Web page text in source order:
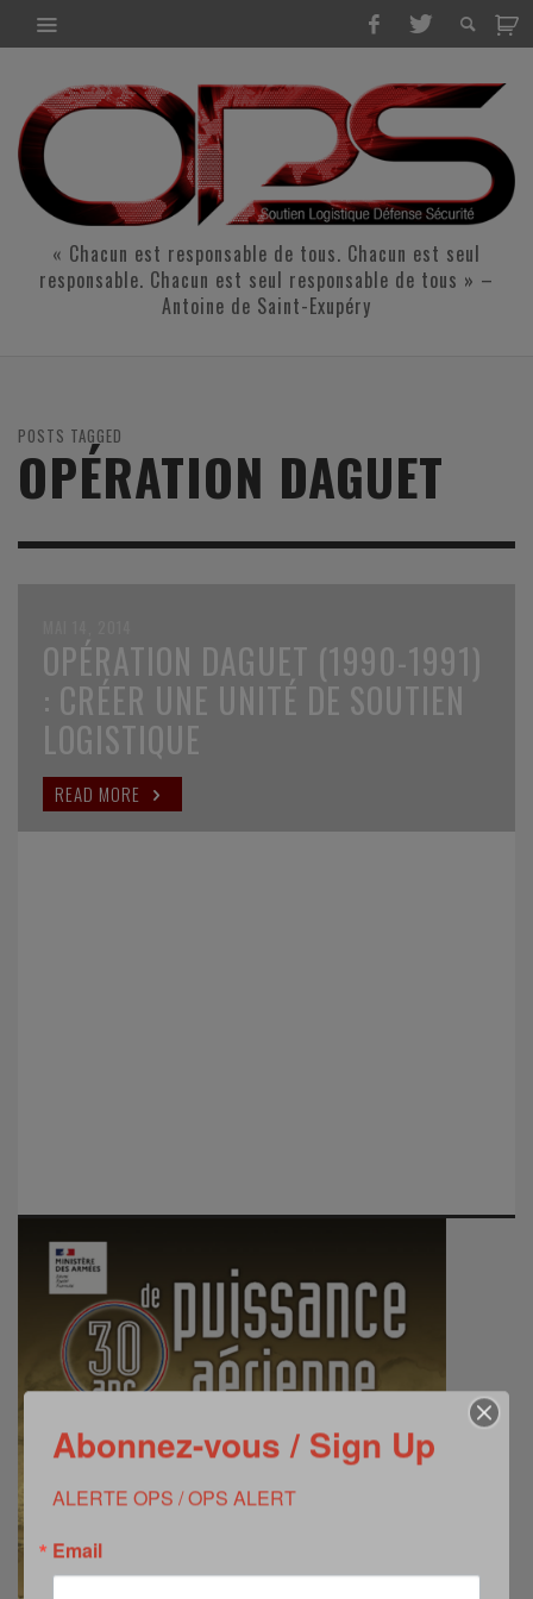
« Chacun est responsable de tous. Chacun est seul
responsable. Chacun est seul responsable de tous » –
Antoine de Saint-Exupéry
POSTS TAGGED
OPÉRATION DAGUET
OPÉRATION DAGUET (1990-1991)
: CRÉER UNE UNITÉ DE SOUTIEN
LOGISTIQUE
READ MORE
Abonnez-vous / Sign Up
ALERTE OPS / OPS ALERT
Email